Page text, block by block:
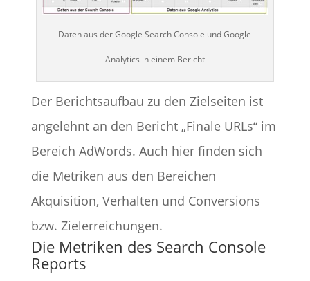
Daten aus der Google Search Console und Google
Analytics in einem Bericht
Der Berichtsaufbau zu den Zielseiten ist
angelehnt an den Bericht „Finale URLs“ im
Bereich AdWords. Auch hier finden sich
die Metriken aus den Bereichen
Akquisition, Verhalten und Conversions
bzw. Zielerreichungen.
Die Metriken des Search Console
Reports